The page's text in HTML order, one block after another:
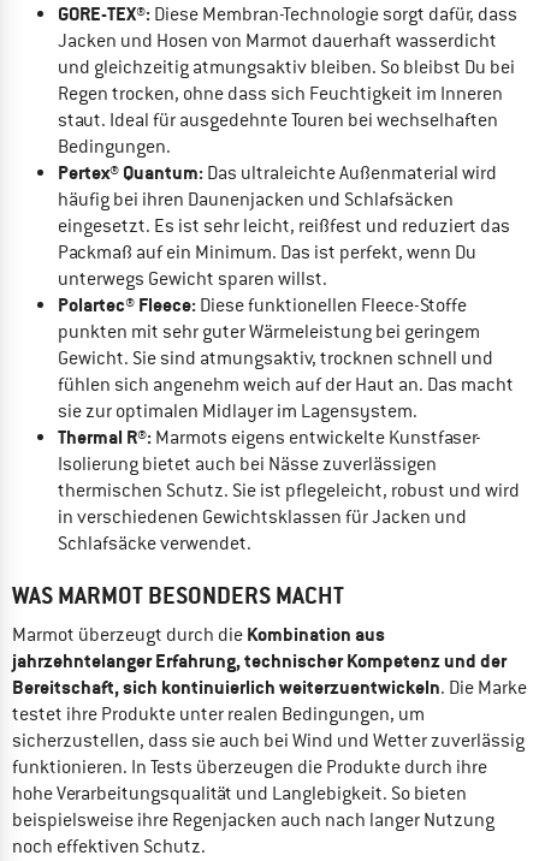
GORE-TEX®:Diese Membran-Technologie sorgt dafür, dass
Jacken und Hosen von Marmot dauerhaft wasserdicht
und gleichzeitig atmungsaktiv bleiben. So bleibst Du bei
Regen trocken, ohne dass sich Feuchtigkeit im Inneren
staut. Ideal für ausgedehnte Touren bei wechselhaften
Bedingungen.
Pertex® Quantum:Das ultraleichte Außenmaterial wird
häufig bei ihren Daunenjacken und Schlafsäcken
eingesetzt. Es ist sehr leicht, reißfest und reduziert das
Packmaß auf ein Minimum. Das ist perfekt, wenn Du
unterwegs Gewicht sparen willst.
Polartec® Fleece:Diese funktionellen Fleece-Stoffe
punkten mit sehr guter Wärmeleistung bei geringem
Gewicht. Sie sind atmungsaktiv, trocknen schnell und
fühlen sich angenehm weich auf der Haut an. Das macht
sie zur optimalen Midlayer im Lagensystem.
Thermal R®:Marmots eigens entwickelte Kunstfaser-
Isolierung bietet auch bei Nässe zuverlässigen
thermischen Schutz. Sie ist pflegeleicht, robust und wird
in verschiedenen Gewichtsklassen für Jacken und
Schlafsäcke verwendet.
WAS MARMOT BESONDERS MACHT
Marmot überzeugt durch die Kombination aus
jahrzehntelanger Erfahrung, technischer Kompetenz und der
Bereitschaft, sich kontinuierlich weiterzuentwickeln. Die Marke
testet ihre Produkte unter realen Bedingungen, um
sicherzustellen, dass sie auch bei Wind und Wetter zuverlässig
funktionieren. In Tests überzeugen die Produkte durch ihre
hohe Verarbeitungsqualität und Langlebigkeit. So bieten
beispielsweise ihre Regenjacken auch nach langer Nutzung
noch effektiven Schutz.